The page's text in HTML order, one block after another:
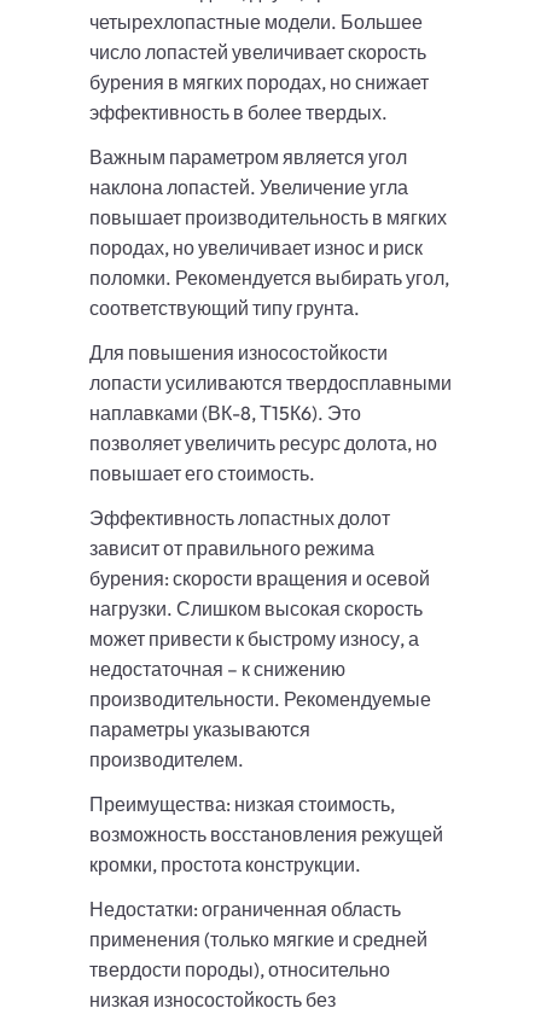
четырехлопастные модели. Большее
число лопастей увеличивает скорость
бурения в мягких породах, но снижает
эффективность в более твердых.
Важным параметром является угол
наклона лопастей. Увеличение угла
повышает производительность в мягких
породах, но увеличивает износ и риск
поломки. Рекомендуется выбирать угол,
соответствующий типу грунта.
Для повышения износостойкости
лопасти усиливаются твердосплавными
наплавками (ВК-8, Т15К6). Это
позволяет увеличить ресурс долота, но
повышает его стоимость.
Эффективность лопастных долот
зависит от правильного режима
бурения: скорости вращения и осевой
нагрузки. Слишком высокая скорость
может привести к быстрому износу, а
недостаточная – к снижению
производительности. Рекомендуемые
параметры указываются
производителем.
Преимущества: низкая стоимость,
возможность восстановления режущей
кромки, простота конструкции.
Недостатки: ограниченная область
применения (только мягкие и средней
твердости породы), относительно
низкая износостойкость без